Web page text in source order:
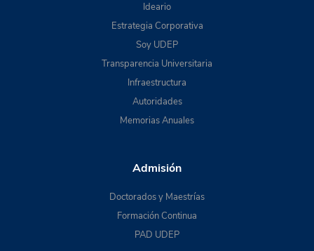
Ideario
Estrategia Corporativa
Soy UDEP
Transparencia Universitaria
Infraestructura
Autoridades
Memorias Anuales
Admisión
Doctorados y Maestrías
Formación Continua
PAD UDEP